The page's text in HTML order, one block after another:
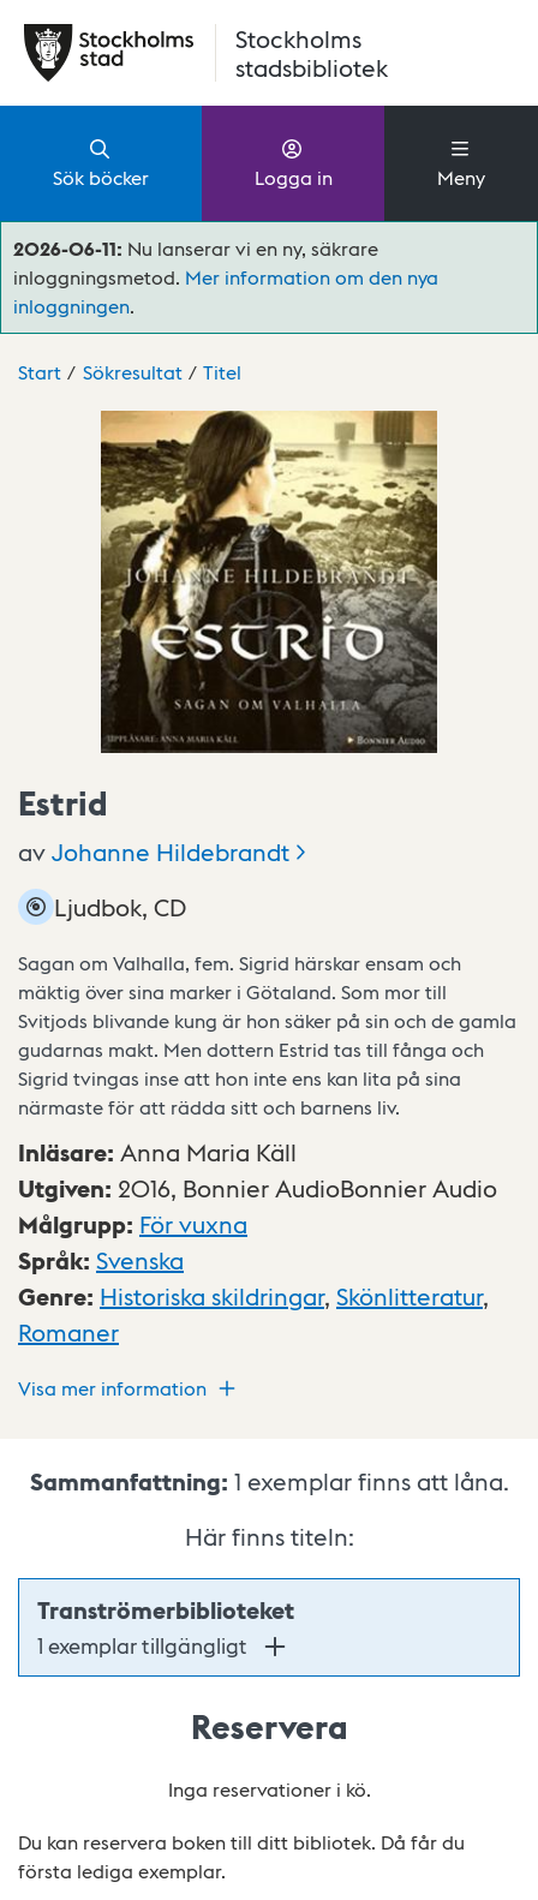
Stockholms
stadsbibliotek
Sök böcker Logga in Meny
2026-06-11: Nu lanserar vi en ny, säkrare
inloggningsmetod. Mer information om den nya
inloggningen.
Start Sökresultat Titel
Estrid
avJohanne Hildebrandt
Ljudbok, CD
Sagan om Valhalla, fem. Sigrid härskar ensam och
mäktig över sina marker i Götaland. Som mor till
Svitjods blivande kung är hon säker på sin och de gamla
gudarnas makt. Men dottern Estrid tas till fånga och
Sigrid tvingas inse att hon inte ens kan lita på sina
närmaste för att rädda sitt och barnens liv.
Inläsare: Anna Maria Käll
Utgiven: 2016, Bonnier AudioBonnier Audio
Målgrupp: För vuxna
Språk: Svenska
Genre: Historiska skildringar, Skönlitteratur,
Romaner
Visa mer information
Sammanfattning: 1 exemplar finns att låna.
Här finns titeln:
Tranströmerbiblioteket
1 exemplar tillgängligt
Reservera
Inga reservationer i kö.
Du kan reservera boken till ditt bibliotek. Då får du
första lediga exemplar.